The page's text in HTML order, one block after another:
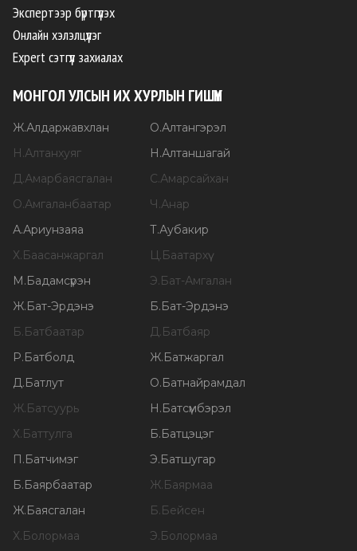
Экспертээр бүртгүүлэх
Онлайн хэлэлцүүлэг
Expert сэтгүүл захиалах
МОНГОЛ УЛСЫН ИХ ХУРЛЫН ГИШҮҮН
Ж.Алдаржавхлан О.Алтангэрэл
Н.Алтанхуяг Н.Алтаншагай
Д.Амарбаясгалан С.Амарсайхан
О.Амгаланбаатар Ч.Анар
А.Ариунзаяа Т.Аубакир
Х.Баасанжаргал Ц.Баатархүү
М.Бадамсүрэн Э.Бат-Амгалан
Ж.Бат-Эрдэнэ Б.Бат-Эрдэнэ
Б.Батбаатар Д.Батбаяр
Р.Батболд Ж.Батжаргал
Д.Батлут О.Батнайрамдал
Ж.Батсуурь Н.Батсүмбэрэл
Х.Баттулга Б.Батцэцэг
П.Батчимэг Э.Батшугар
Б.Баярбаатар Ж.Баярмаа
Ж.Баясгалан Б.Бейсен
Х.Болормаа Э.Болормаа